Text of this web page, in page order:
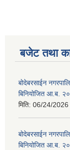
बजेट तथा
बोदेबरसाईन
बिनियोजित आ.ब.
मिति: 06/24/2026
बोदेबरसाईन
बिनियोजित आ.ब.